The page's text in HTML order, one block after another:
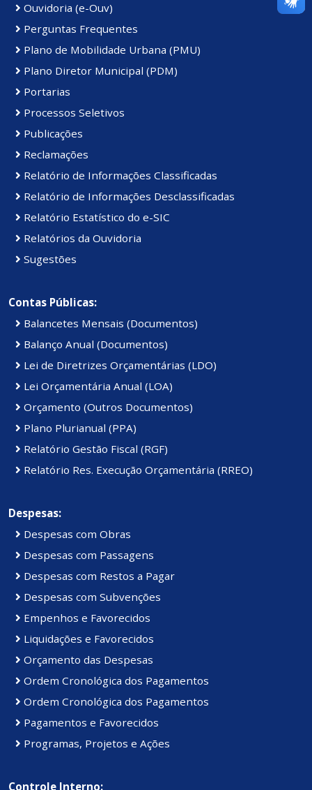
Ouvidoria (e-Ouv)
Perguntas Frequentes
Plano de Mobilidade Urbana (PMU)
Plano Diretor Municipal (PDM)
Portarias
Processos Seletivos
Publicações
Reclamações
Relatório de Informações Classificadas
Relatório de Informações Desclassificadas
Relatório Estatístico do e-SIC
Relatórios da Ouvidoria
Sugestões
Contas Públicas:
Balancetes Mensais (Documentos)
Balanço Anual (Documentos)
Lei de Diretrizes Orçamentárias (LDO)
Lei Orçamentária Anual (LOA)
Orçamento (Outros Documentos)
Plano Plurianual (PPA)
Relatório Gestão Fiscal (RGF)
Relatório Res. Execução Orçamentária (RREO)
Despesas:
Despesas com Obras
Despesas com Passagens
Despesas com Restos a Pagar
Despesas com Subvenções
Empenhos e Favorecidos
Liquidações e Favorecidos
Orçamento das Despesas
Ordem Cronológica dos Pagamentos
Ordem Cronológica dos Pagamentos
Pagamentos e Favorecidos
Programas, Projetos e Ações
Controle Interno: